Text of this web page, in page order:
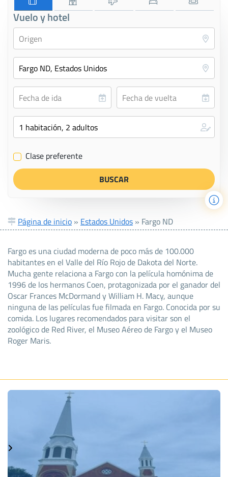
Vuelo y hotel
✔ Clase preferente
Página de inicio » Estados Unidos » Fargo ND
Fargo es una ciudad moderna de poco más de 100.000
habitantes en el Valle del Río Rojo de Dakota del Norte.
Mucha gente relaciona a Fargo con la película homónima de
1996 de los hermanos Coen, protagonizada por el ganador del
Oscar Frances McDormand y William H. Macy, aunque
ninguna de las películas fue filmada en Fargo. Conocida por su
comida. Los lugares recomendados para visitar son el
zoológico de Red River, el Museo Aéreo de Fargo y el Museo
Roger Maris.